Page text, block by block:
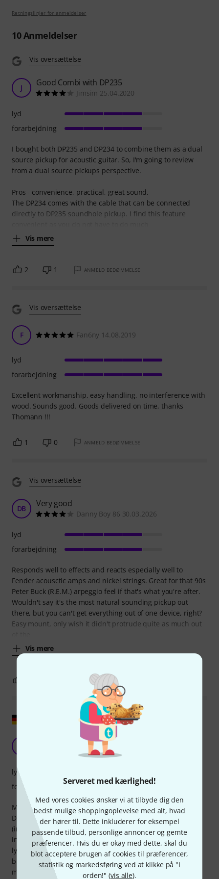
Serveret med kærlighed!
Med vores cookies ønsker vi at tilbyde dig den
bedst mulige shoppingoplevelse med alt, hvad
der hører til. Dette inkluderer for eksempel
passende tilbud, personlige annoncer og gemte
præferencer. Hvis du er okay med dette, skal du
blot acceptere brugen af cookies til præferencer,
statistik og markedsføring ved at klikke på "I
orden!" (vis alle).
Retningslinjer for anmeldelser
10Anmeldelser
Vis oversættelse
J Good Combi with DP235
Jimsim 25.04.2020
I bought both DP235 and DP234 to combine them as a dual
source pickup for acoustic guitar. So, I'm going to review
from a dual source pickups perspective.
Pros - convenience, practical, great sound.
The DP234 comes with the cable that can be connected
directly to DP235 soundhole pickup. I find this feature
Vis mere
lyd
forarbejdning
2 1 ANMELD BEDØMMELSE
Vis oversættelse
F Fan6ny 14.08.2019
Excellent workmanship, easy handling, no interference with
wood. Sounds good. Goods delivered on time, thanks
Thomann !!!
lyd
forarbejdning
1 0 ANMELD BEDØMMELSE
Vis oversættelse
DB Very good
Danny Boy 86 30.03.2026
Responds well to effects and reacts especially well to
Fender acousctic amps and nickel strings. Great for that 90s
Peter Buck (R.E.M.) arpeggio feel if that's what you're after.
Wouldn't say it's the most natural sounding pickup out
there, but you can't get everything out of one device, right?
Easy mount, only wish it didn't protrude quite as much out
Vis mere
lyd
forarbejdning
ANMELD BEDØMMELSE
Kan varmt anbefales!
guitarsKK 30.11.2019
Mens jeg søgte efter en magnetisk pickup, valgte jeg
DiMarzio DP 234. Mine grunde til at vælge den var: - passiv
(ingen irriterende batteriskift eller "tilstopning" af
instrumentet) - justerbare polstykker (til justering af
lydstyrken på individuelle strenge) - humbucker (ingen
brummen eller baggrundsstøj) - diskret udseende (nogle
modeller fra andre producenter er for prangende til min
lyd
forarbejdning